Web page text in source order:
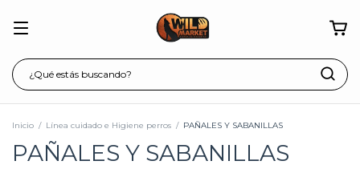
Inicio / Línea cuidado e Higiene perros / PAÑALES Y SABANILLAS
PAÑALES Y SABANILLAS